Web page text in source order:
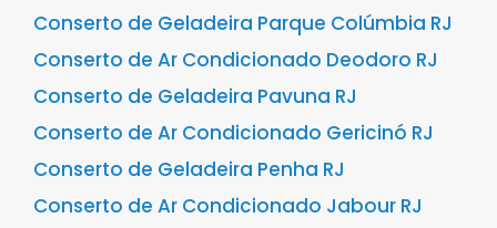
Conserto de Geladeira Parque Colúmbia RJ
Conserto de Ar Condicionado Deodoro RJ
Conserto de Geladeira Pavuna RJ
Conserto de Ar Condicionado Gericinó RJ
Conserto de Geladeira Penha RJ
Conserto de Ar Condicionado Jabour RJ